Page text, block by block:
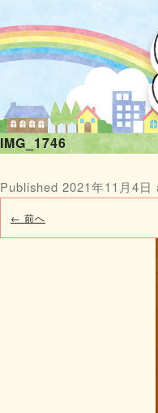
IMG_1746
Published 2021年11月4日
← 前へ